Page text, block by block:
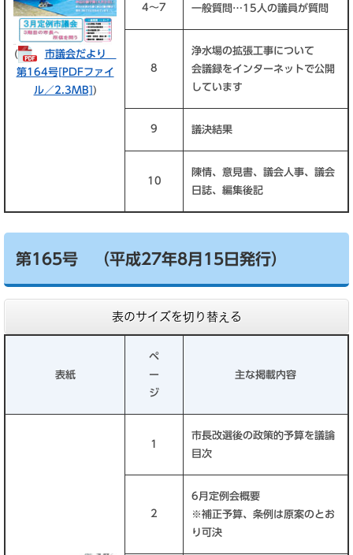
(
市議会だより
第164号​[PDFファイ
ル／2.3MB])
4～7 一般質問…15人の議員が質問
8
浄水場の拡張工事について
会議録をインターネットで公開
しています
9 議決結果
10
陳情、意見書、議会人事、議会
日誌、編集後記
第165号 （平成27年8月15日発行）
表のサイズを切り替える
表紙
ペ
ー
ジ
主な掲載内容
1
市長改選後の政策的予算を議論
目次
2
6月定例会概要
※補正予算、条例は原案のとお
り可決